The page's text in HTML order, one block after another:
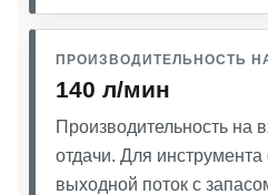
ПРОИЗВОДИТЕЛЬНОСТЬ
140 л/мин
Производительность на
отдачи. Для инструмента
выходной поток с